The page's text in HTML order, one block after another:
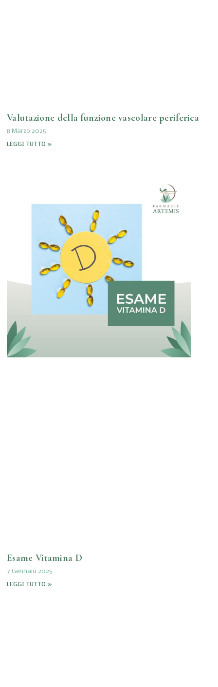
Valutazione della funzione vascolare periferica
8 Marzo 2025
LEGGI TUTTO »
Esame Vitamina D
7 Gennaio 2025
LEGGI TUTTO »